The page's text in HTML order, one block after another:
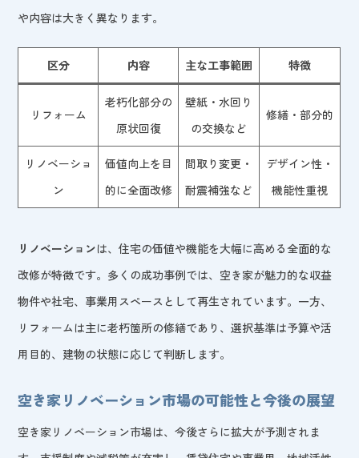
や内容は大きく異なります。
区分 内容 主な工事範囲 特徴
リフォーム
老朽化部分の
原状回復
壁紙・水回り
の交換など
修繕・部分的
リノベーショ
ン
価値向上を目
的に全面改修
間取り変更・
耐震補強など
デザイン性・
機能性重視
リノベーションは、住宅の価値や機能を大幅に高める全面的な
改修が特徴です。多くの成功事例では、空き家が魅力的な収益
物件や社宅、事業用スペースとして再生されています。一方、
リフォームは主に老朽箇所の修繕であり、選択基準は予算や活
用目的、建物の状態に応じて判断します。
空き家リノベーション市場の可能性と今後の展望
空き家リノベーション市場は、今後さらに拡大が予測されま